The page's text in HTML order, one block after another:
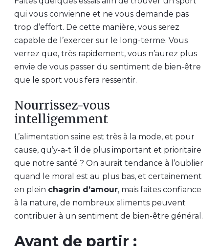
qui vous convienne et ne vous demande pas
trop d’effort. De cette manière, vous serez
capable de l’exercer sur le long-terme. Vous
verrez que, très rapidement, vous n’aurez plus
envie de vous passer du sentiment de bien-être
que le sport vous fera ressentir.
Nourrissez-vous
intelligemment
L’alimentation saine est très à la mode, et pour
cause, qu’y-a-t ’il de plus important et prioritaire
que notre santé ? On aurait tendance à l’oublier
quand le moral est au plus bas, et certainement
en plein chagrin d’amour, mais faites confiance
à la nature, de nombreux aliments peuvent
contribuer à un sentiment de bien-être général.
Avant de partir :